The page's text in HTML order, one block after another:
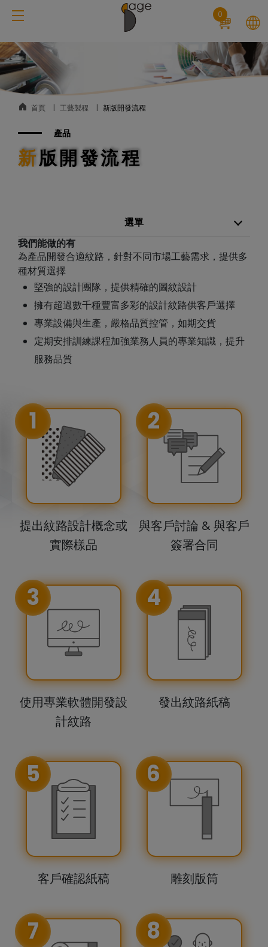
0
首頁 工藝製程 新版開發流程
產品
新版開發流程
選單
我們能做的有
為產品開發合適紋路，針對不同市場工藝需求，提供多
種材質選擇
堅強的設計團隊，提供精確的圖紋設計
擁有超過數千種豐富多彩的設計紋路供客戶選擇
專業設備與生產，嚴格品質控管，如期交貨
定期安排訓練課程加強業務人員的專業知識，提升
服務品質
1
提出紋路設計概念或
實際樣品
2
與客戶討論 & 與客戶
簽署合同
3
使用專業軟體開發設
計紋路
4
發出紋路紙稿
5
客戶確認紙稿
6
雕刻版筒
7 8
Cookie管理面板